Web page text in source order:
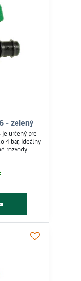
- zelený
je určený pre
4 bar, ideálny
rozvody.
a odolnosť
a hobby